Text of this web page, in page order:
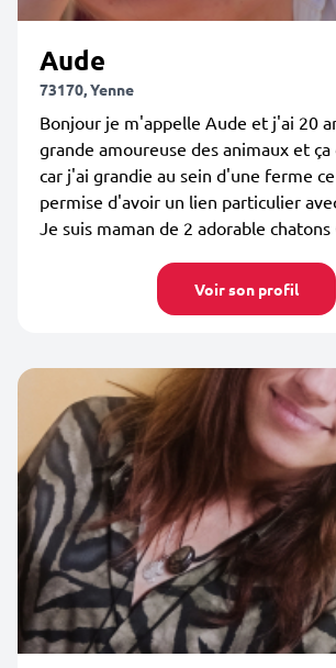
Aude
73170, Yenne
Bonjour je m'appelle Aude et j'ai 20
grande amoureuse des animaux et
car j'ai grandie au sein d'une ferme
permise d'avoir un lien particulier
Je suis maman de 2 adorable chatons
Voir son profil